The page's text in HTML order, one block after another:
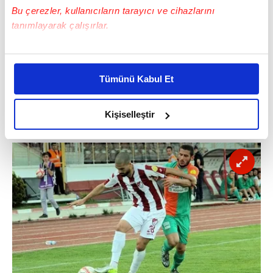
Bu çerezler, kullanıcıların tarayıcı ve cihazlarını
tanımlayarak çalışırlar.
Bu çerezlere izin vermeniz halinde sizlere özel
daha iyi reklam deneyimi yaşatabiliriz. Bunu yaparken
amacımızın size daha iyi bir reklam deneyimi sunmak
olduğunu ve sizlere en iyi içerikleri sunabilmek adına
elimizden gelen çabayı gösterdiğimizi ve bu noktada,
reklamların maliyetlerimizi karşılamak noktasında tek gelir
kalemimiz olduğunu sizlere hatırlatmak isteriz.
Her halükârda, kullanıcılar, bu çerezlere izin vermedikleri
takdirde, kullanıcılara hedefli reklamlar
gösterilmeyecektir."
Sizlere daha iyi bir hizmet sunabilmek için İnternet
Sitemizde kendimize ve üçüncü kişilere ait çerezler
Tümünü Kabul Et
Kişiselleştir
Pozisyon: Stoper
: Aytemiz Alanyaspor